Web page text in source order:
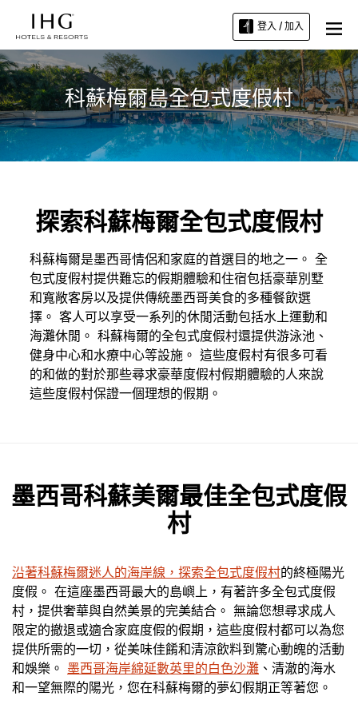
登入 / 加入
科蘇梅爾島全包式度假村
探索科蘇梅爾全包式度假村
科蘇梅爾是墨西哥情侶和家庭的首選目的地之一。 全
包式度假村提供難忘的假期體驗和住宿包括豪華別墅
和寬敞客房以及提供傳統墨西哥美食的多種餐飲選
擇。 客人可以享受一系列的休閒活動包括水上運動和
海灘休閒。 科蘇梅爾的全包式度假村還提供游泳池、
健身中心和水療中心等設施。 這些度假村有很多可看
的和做的對於那些尋求豪華度假村假期體驗的人來說
這些度假村保證一個理想的假期。
墨西哥科蘇美爾最佳全包式度假
村
沿著科蘇梅爾迷人的海岸線，探索全包式度假村的終極陽光
度假。 在這座墨西哥最大的島嶼上，有著許多全包式度假
村，提供奢華與自然美景的完美結合。 無論您想尋求成人
限定的撤退或適合家庭度假的假期，這些度假村都可以為您
提供所需的一切，從美味佳餚和清涼飲料到驚心動魄的活動
和娛樂。 墨西哥海岸綿延數英里的白色沙灘 、清澈的海水
和一望無際的陽光，您在科蘇梅爾的夢幻假期正等著您。